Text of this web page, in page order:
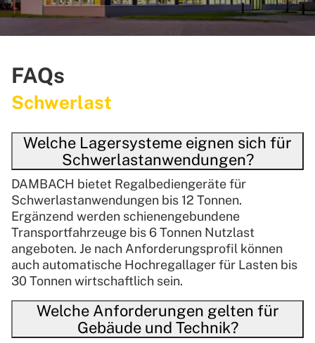
FAQs
Schwerlast
Welche Lagersysteme eignen sich für
Schwerlastanwendungen?
DAMBACH bietet Regalbediengeräte für
Schwerlastanwendungen bis 12 Tonnen.
Ergänzend werden schienengebundene
Transportfahrzeuge bis 6 Tonnen Nutzlast
angeboten. Je nach Anforderungsprofil können
auch automatische Hochregallager für Lasten bis
30 Tonnen wirtschaftlich sein.
Welche Anforderungen gelten für
Gebäude und Technik?